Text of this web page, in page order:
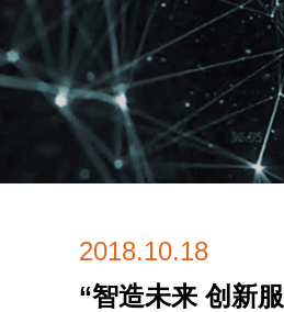
2018.10.18
“智造未来 创新